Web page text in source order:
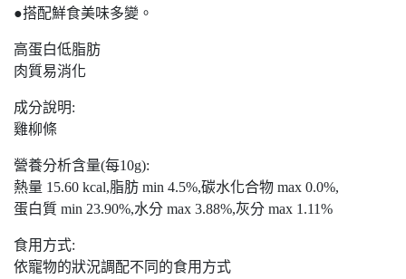
●搭配鮮食美味多變。
高蛋白低脂肪
肉質易消化
成分說明:
雞柳條
營養分析含量(每10g):
熱量 15.60 kcal,脂肪 min 4.5%,碳水化合物 max 0.0%,
蛋白質 min 23.90%,水分 max 3.88%,灰分 max 1.11%
食用方式:
依寵物的狀況調配不同的食用方式